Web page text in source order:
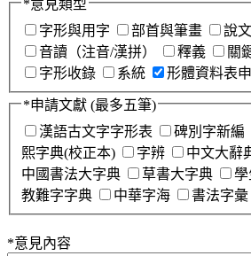
*意見類型
字形與用字
部首與筆畫 說
音讀（注音/漢拼）
釋義 關
字形收錄
系統 形體資料表
*申請文獻 (最多五筆)
漢語古文字字形表
碑別字新編
熙字典(校正本)
字辨 中文大辭
中國書法大字典
草書大字典 學
教難字字典
中華字海 書法字彙
*意見內容